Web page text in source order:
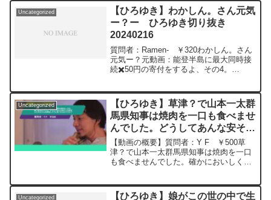
気に開放される事で起きます。なので地
震はいつか来るのであれば、例えば10年
に一度など小まめに発散させて、任意の
出来るだけタイミングで発生させて皆で
備える。というやり方が将来的に来るの
では？と思ってます。技術的な側面と政
治的側面の壁がありますが元動画：能登
半島に最大同時接続✖️20円の寄付をする
2024/01/09 M22
https://www.youtube.com/watch?
v=n7GsXYHnvKI&t=8s*********************
*********************ひろゆきさんの動画
で、寄せられた質問について、一問一答
形式にしてみました。過去にこんな質問
してるかな？と気になったことがあれ
ば、下記のサイトから検索してみてくだ
プロードしていきますので、使いやすい
Uncategorized
【ひろゆき】わかしん。さん元気
ー？ー ひろゆき切り抜き
20240216
質問者：Ramen- ￥320わかしん。さん
元気ー？元動画：能登半島に最大同時接
続✖️50円の寄付をするよ、その4。
https://www.youtube.com/watch?
v=ZyS35TEeeg8****************************
**************ひろゆきさんの動画で、寄せ
られた質問について、一問一答形式にし
てみました。過去にこんな質問してるか
な？と気になったことがあれば、下記の
サイトから検索してみてください。
https://hiroyuki-ziten.com/できるだけ、
ドしていきますので、使いやすいと感じ
て頂けたら、いいね！やチャンネル登録
Uncategorized
【ひろゆき】草津？で山本一太群
馬県知事は焼肉を一口も食べませ
んでした。どうしてあんな安そう
な肉をひろゆきさんは美味しそう
に食べれるのですか？ー ひろゆ
き切り抜き 20240216
【動画の概要】質問者：Y F ￥500草
津？で山本一太群馬県知事は焼肉を一口
も食べませんでした。確かにおいしくな
美味しそうに食べれるのですか？偽善者
Uncategorized
【ひろゆき】娘がこの世の中で生